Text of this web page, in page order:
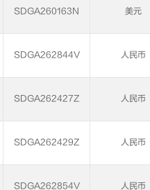
SDGA260163N 美元
SDGA262844V 人民币
SDGA262427Z 人民币
SDGA262429Z 人民币
SDGA262854V 人民币